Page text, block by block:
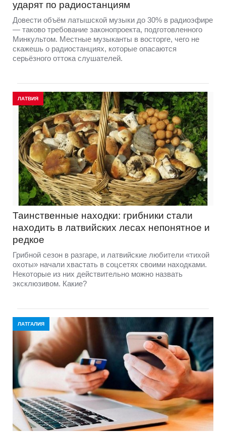
ударят по радиостанциям
Довести объём латышской музыки до 30% в радиоэфире
— таково требование законопроекта, подготовленного
Минкультом. Местные музыканты в восторге, чего не
скажешь о радиостанциях, которые опасаются
серьёзного оттока слушателей.
ЛАТВИЯ
Таинственные находки: грибники стали
находить в латвийских лесах непонятное и
редкое
Грибной сезон в разгаре, и латвийские любители «тихой
охоты» начали хвастать в соцсетях своими находками.
Некоторые из них действительно можно назвать
эксклюзивом. Какие?
ЛАТГАЛИЯ